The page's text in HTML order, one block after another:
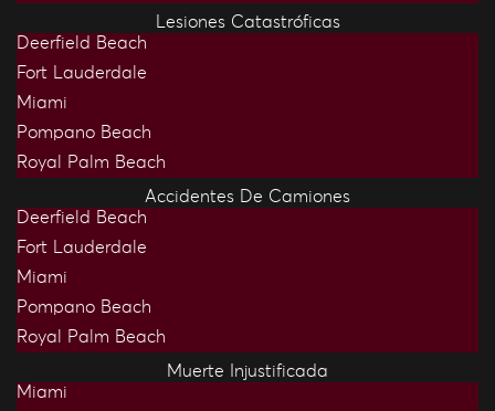
Lesiones Catastróficas
Deerfield Beach
Fort Lauderdale
Miami
Pompano Beach
Royal Palm Beach
Accidentes De Camiones
Deerfield Beach
Fort Lauderdale
Miami
Pompano Beach
Royal Palm Beach
Muerte Injustificada
Miami